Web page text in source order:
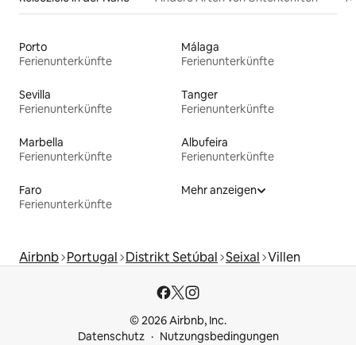
Porto
Ferienunterkünfte
Málaga
Ferienunterkünfte
Sevilla
Ferienunterkünfte
Tanger
Ferienunterkünfte
Marbella
Ferienunterkünfte
Albufeira
Ferienunterkünfte
Faro
Ferienunterkünfte
Mehr anzeigen
Airbnb Portugal Distrikt Setúbal Seixal Villen
© 2026 Airbnb, Inc.
Datenschutz
Nutzungsbedingungen